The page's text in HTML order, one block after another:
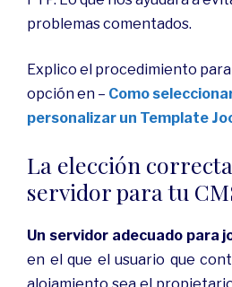
problemas comentados.
Explico el procedimiento
opción en – Como
personalizar un Template
La elección
servidor para tu
Un servidor adecuado para
en el que el usuario que